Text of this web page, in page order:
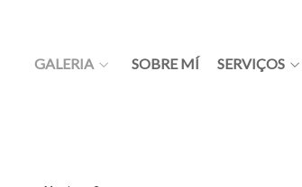
GALERIA SOBRE MÍ SERVIÇOS